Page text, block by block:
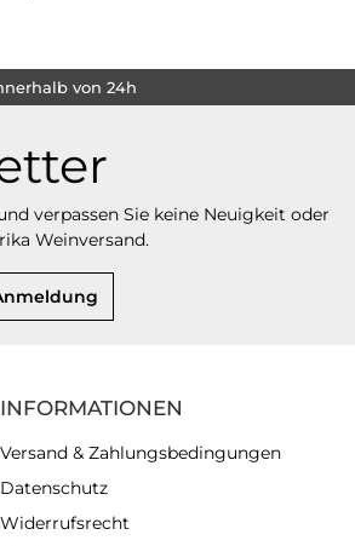
von 24h
verpassen Sie keine Neuigkeit oder
Weinversand.
INFORMATIONEN
Versand & Zahlungsbedingungen
Datenschutz
Widerrufsrecht